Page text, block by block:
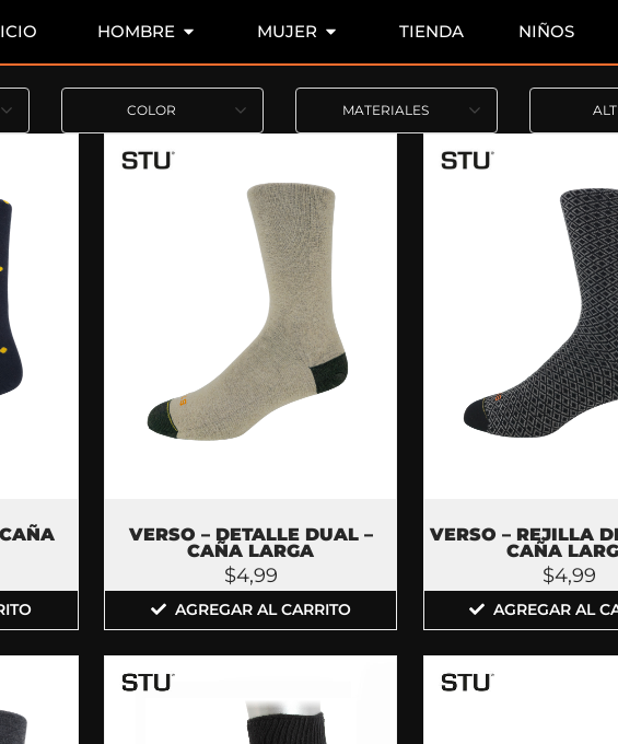
HOMBRE MUJER TIENDA NIÑOS
COLOR MATERIALES
VERSO – DETALLE DUAL –
CAÑA LARGA
$4,99
AGREGAR AL CARRITO
VERSO – REJILLA
CAÑA
$4,99
AGREGAR AL